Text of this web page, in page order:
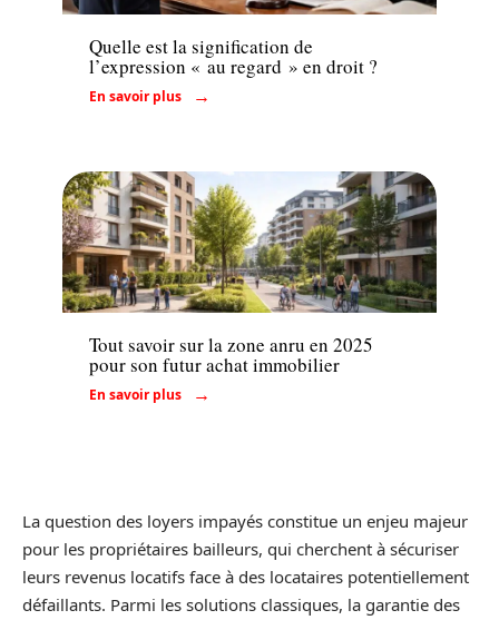
Quelle est la signification de
l’expression « au regard » en droit ?
En savoir plus
Immo
Tout savoir sur la zone anru en 2025
pour son futur achat immobilier
En savoir plus
La question des loyers impayés constitue un enjeu majeur
pour les propriétaires bailleurs, qui cherchent à sécuriser
leurs revenus locatifs face à des locataires potentiellement
défaillants. Parmi les solutions classiques, la garantie des